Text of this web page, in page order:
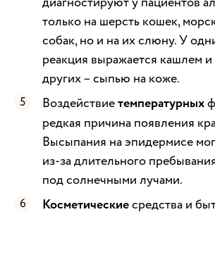
только на шерсть кошек,
собак, но и на их слюну. У
реакция выражается кашлем
других – сыпью на коже.
Воздействиетемпературных
редкая причина появления
Высыпания на эпидермисе
из-за длительного
под солнечными лучами.
Косметическиесредства и